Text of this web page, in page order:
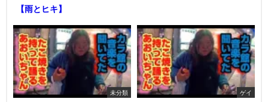
【雨とヒキ】
未分類 ゲイ